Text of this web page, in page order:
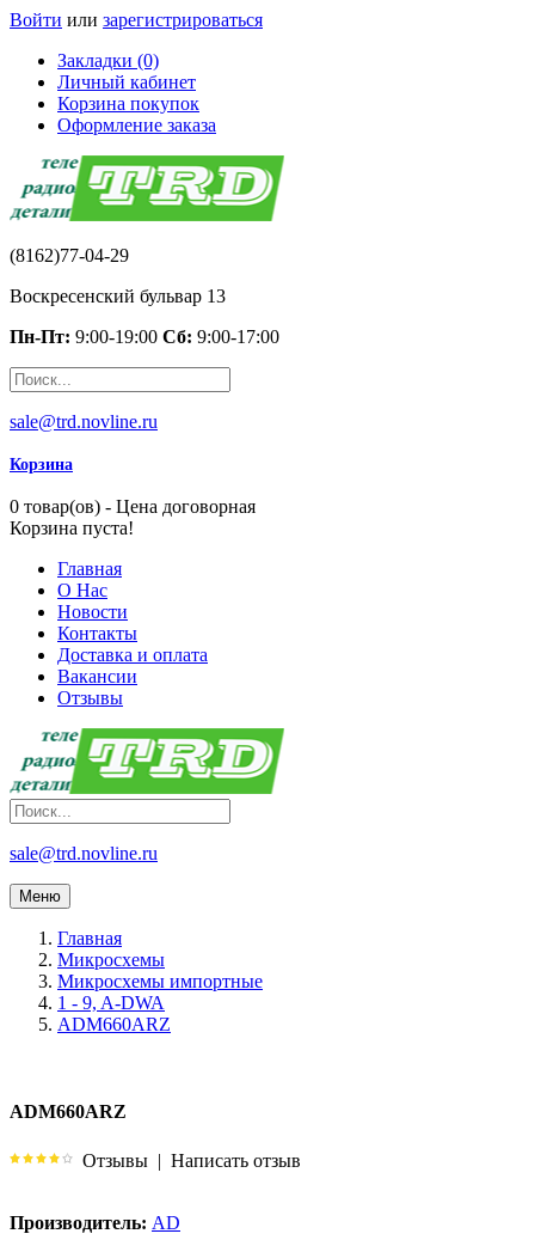
Войти или зарегистрироваться
Закладки (0)
Личный кабинет
Корзина покупок
Оформление заказа
(8162)77-04-29
Воскресенский бульвар 13
Пн-Пт: 9:00-19:00 Сб: 9:00-17:00
sale@trd.novline.ru
Корзина
0 товар(ов) - Цена договорная
Корзина пуста!
Главная
О Нас
Новости
Контакты
Доставка и оплата
Вакансии
Отзывы
sale@trd.novline.ru
Меню
Главная
Микросхемы
Микросхемы импортные
1 - 9, A-DWA
ADM660ARZ
ADM660ARZ
Отзывы | Написать отзыв
Производитель: AD